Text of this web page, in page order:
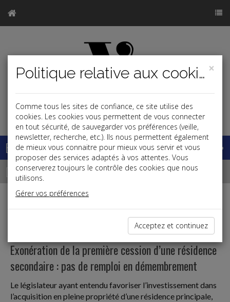
Base documentaire
Dépêches
Exonération de la première cession d’une résidence
secondaire : pas de remploi en démembrement
Le législateur ayant entendu favoriser l’investissement dans
l’acquisition en pleine propriété d’une résidence principale,
×
Politique relative aux cookies
Comme tous les sites de confiance, ce site utilise des
cookies. Les cookies vous permettent de vous connecter
en tout sécurité, de sauvegarder vos préférences (veille,
newsletter, recherche, etc.). Ils nous permettent également
de mieux vous connaitre pour mieux vous servir et vous
proposer des services adaptés à vos attentes. Vous
conserverez toujours le contrôle des cookies que nous
utilisons.
Gérer vos préférences
Acceptez et continuez